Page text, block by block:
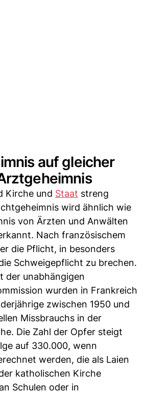
auf gleicher
Kirche und Staat streng
wird ähnlich wie
von Ärzten und Anwälten
Nach französischem
die Pflicht, in besonders
Schweigepflicht zu brechen.
der unabhängigen
wurden in Frankreich
zwischen 1950 und
Missbrauchs in der
Die Zahl der Opfer steigt
auf 330.000, wenn
werden, die als Laien
katholischen Kirche
Schulen oder in